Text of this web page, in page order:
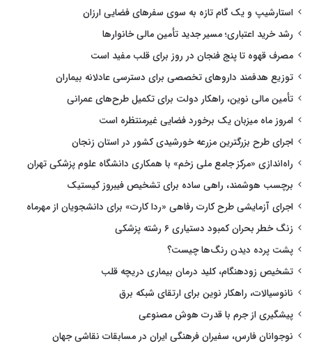
استارشیپ و یک گام تازه به سوی سفرهای فضایی ارزان
رشد خرید اعتباری؛ مسیر جدید تأمین مالی خانوارها
مصرف قهوه تا پنج فنجان در روز برای قلب مفید است
توزیع هدفمند داروهای تخصصی برای دسترسی عادلانه بیماران
تأمین مالی نوین، راهکار دولت برای تکمیل طرح‌های عمرانی
امروز ماه میزبان یک برخورد فضایی غیرمنتظره است
اجرای طرح بزرگترین مزرعه خورشیدی کشور در استان زنجان
راه‌اندازی «مرکز جامع ملی زخم» با همکاری دانشگاه علوم پزشکی تهران
برچسب هوشمند، راهی ساده برای تشخیص فیبروز کیستیک
اجرای آزمایشی طرح کارت رفاهی «ردا کارت» برای دانشجویان از مهرماه
زنگ خطر بحران کمبود دستیاری ۶ رشته پزشکی
پشت پرده دیدن رنگ‌ها چیست؟
تشخیص زودهنگام، کلید درمان بیماری دریچه قلب
نانوسیالات، راهکار نوین برای ارتقای شبکه برق
پیشگیری از جرم با قدرت هوش مصنوعی
نوجوانان فارس، سفیران فرهنگی ایران در مسابقات نقاشی جهان